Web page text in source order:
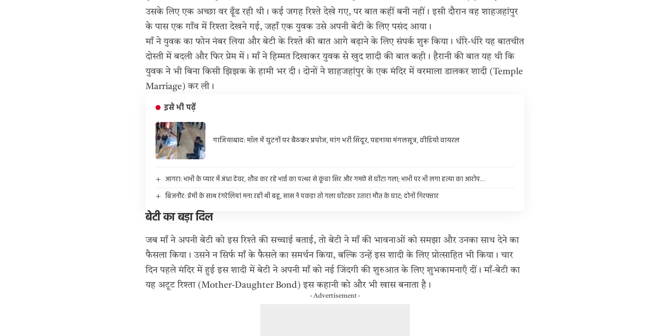
उसके लिए एक अच्छा वर ढूँढ रही थी। कई जगह रिश्ते देखे गए, पर बात कहीं बनी नहीं। इसी दौरान वह शाहजहांपुर
के पास एक गाँव में रिश्ता देखने गई, जहाँ एक युवक उसे अपनी बेटी के लिए पसंद आया।
माँ ने युवक का फोन नंबर लिया और बेटी के रिश्ते की बात आगे बढ़ाने के लिए संपर्क शुरू किया। धीरे-धीरे यह बातचीत
दोस्ती में बदली और फिर प्रेम में। माँ ने हिम्मत दिखाकर युवक से खुद शादी की बात कही। हैरानी की बात यह थी कि
युवक ने भी बिना किसी झिझक के हामी भर दी। दोनों ने शाहजहांपुर के एक मंदिर में वरमाला डालकर शादी (Temple
Marriage) कर ली।
इसे भी पढ़ें
गाजियाबाद: मॉल में घुटनों पर बैठकर प्रपोज, मांग भरी सिंदूर, पहनाया मंगलसूत्र, वीडियो वायरल
आगरा: भाभी के प्यार में अंधा देवर, शौच कर रहे भाई का पत्थर से कूंचा सिर और गमछे से घोंटा गला; भाभी पर भी लगा हत्या का आरोप…
बिजनौर: प्रेमी के साथ रंगरेलियां मना रही थी बहू, सास ने पकड़ा तो गला घोंटकर उतारा मौत के घाट; दोनों गिरफ्तार
बेटी का बड़ा दिल
जब माँ ने अपनी बेटी को इस रिश्ते की सच्चाई बताई, तो बेटी ने माँ की भावनाओं को समझा और उनका साथ देने का
फैसला किया। उसने न सिर्फ माँ के फैसले का समर्थन किया, बल्कि उन्हें इस शादी के लिए प्रोत्साहित भी किया। चार
दिन पहले मंदिर में हुई इस शादी में बेटी ने अपनी माँ को नई जिंदगी की शुरुआत के लिए शुभकामनाएँ दीं। माँ-बेटी का
यह अटूट रिश्ता (Mother-Daughter Bond) इस कहानी को और भी खास बनाता है।
- Advertisement -